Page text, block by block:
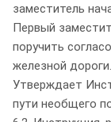
заместитель
Первый
поручить
железной дороги.
Утверждает
пути необщего